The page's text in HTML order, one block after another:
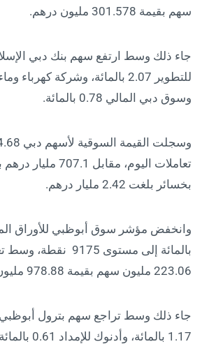
سهم بقيمة 301.578 مليون درهم.
وسوق دبي المالي 0.78 بالمائة.
تعاملات اليوم،
بخسائر بلغت 2.42 مليار درهم.
بالمائة إلى مستوى
223.06 مليون سهم بقيمة 978.88 مليون درهم.
جاء ذلك وسط تراجع سهم بترول أبوظبي
1.17 بالمائة،